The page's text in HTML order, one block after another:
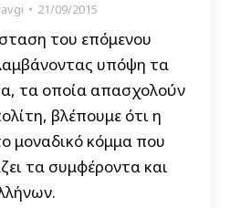
21/09/2015
του επόμενου
υπόψη τα
τα οποία απασχολούν
βλέπουμε ότι η
μοναδικό κόμμα που
τα συμφέροντα και